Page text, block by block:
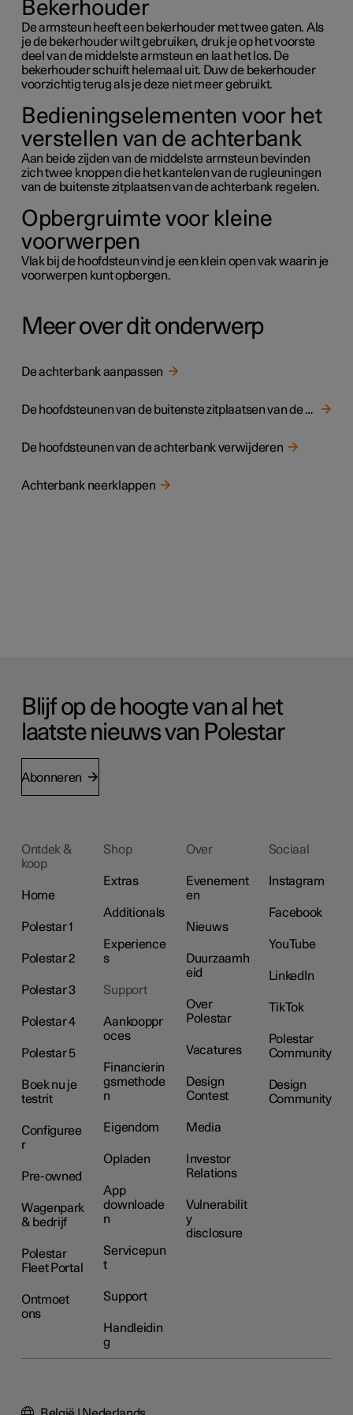
Bekerhouder
De armsteun heeft een bekerhouder met twee gaten. Als
je de bekerhouder wilt gebruiken, druk je op het voorste
deel van de middelste armsteun en laat het los. De
bekerhouder schuift helemaal uit. Duw de bekerhouder
voorzichtig terug als je deze niet meer gebruikt.
Bedieningselementen voor het
verstellen van de achterbank
Aan beide zijden van de middelste armsteun bevinden
zich twee knoppen die het kantelen van de rugleuningen
van de buitenste zitplaatsen van de achterbank regelen.
Opbergruimte voor kleine
voorwerpen
Vlak bij de hoofdsteun vind je een klein open vak waarin je
voorwerpen kunt opbergen.
Meer over dit onderwerp
De achterbank aanpassen
De hoofdsteunen van de buitenste zitplaatsen van de achterbank aanpassen
De hoofdsteunen van de achterbank verwijderen
Achterbank neerklappen
Blijf op de hoogte van al het
laatste nieuws van Polestar
Abonneren
Ontdek &
koop
Home
Polestar 1
Polestar 2
Polestar 3
Polestar 4
Polestar 5
Boek nu je
testrit
Configuree
r
Pre-owned
Wagenpark
& bedrijf
Polestar
Fleet Portal
Ontmoet
ons
Shop
Extras
Additionals
Experience
s
Support
Aankooppr
oces
Financierin
gsmethode
n
Eigendom
Opladen
App
downloade
n
Servicepun
t
Support
Handleidin
g
Over
Evenement
en
Nieuws
Duurzaamh
eid
Over
Polestar
Vacatures
Design
Contest
Media
Investor
Relations
Vulnerabilit
y
disclosure
Sociaal
Instagram
Facebook
YouTube
LinkedIn
TikTok
Polestar
Community
Design
Community